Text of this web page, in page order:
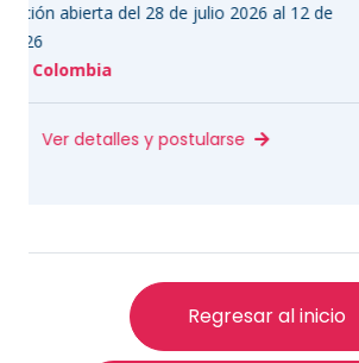
del 28 de julio 2026 al 12 de
y postularse
Regresar al inicio